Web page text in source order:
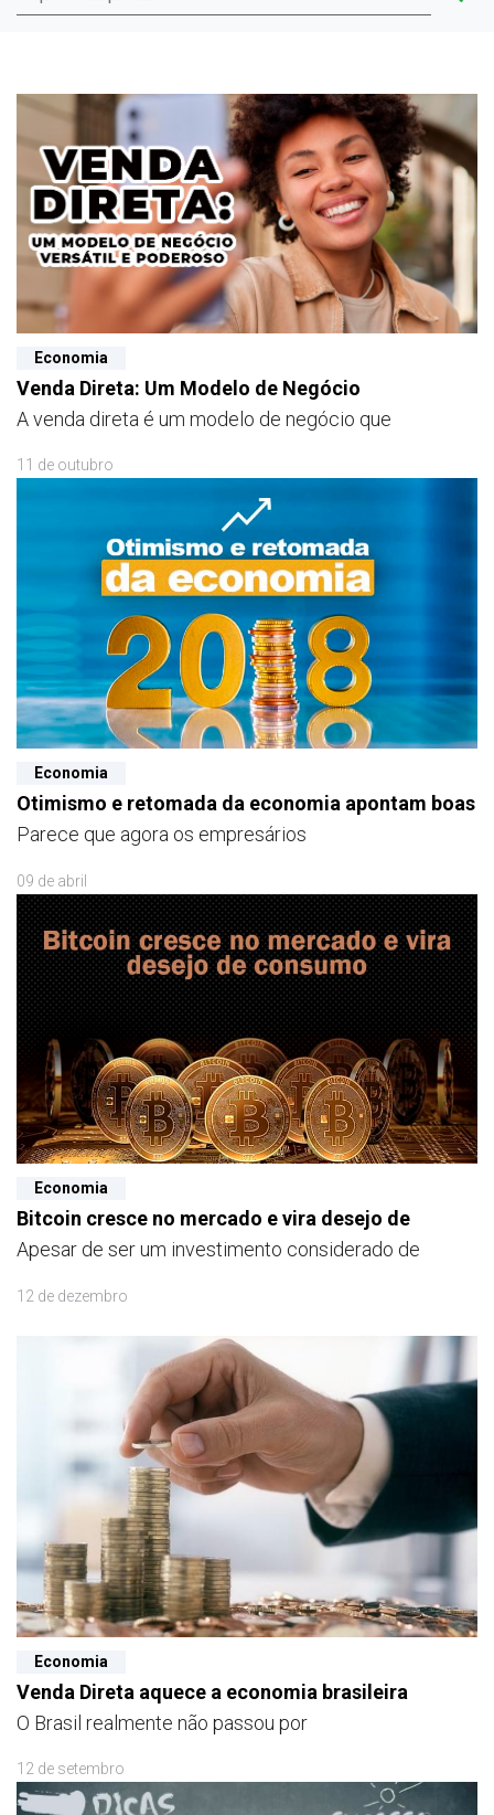
Economia
Venda Direta: Um Modelo de Negócio
A venda direta é um modelo de negócio que
11 de outubro
Economia
Otimismo e retomada da economia apontam boas
Parece que agora os empresários
09 de abril
Economia
Bitcoin cresce no mercado e vira desejo de
Apesar de ser um investimento considerado de
12 de dezembro
Economia
Venda Direta aquece a economia brasileira
O Brasil realmente não passou por
12 de setembro